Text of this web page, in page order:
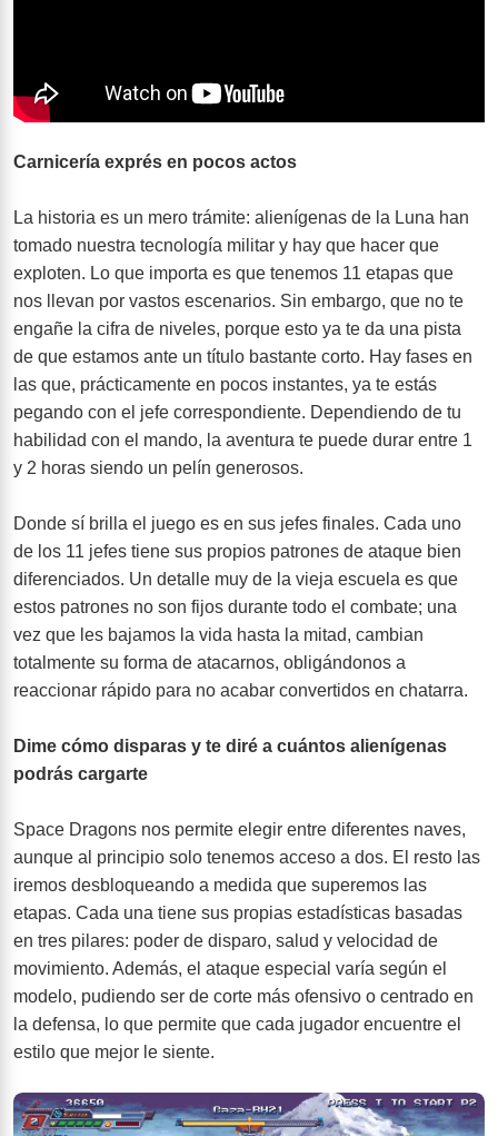
Carnicería exprés en pocos actos
La historia es un mero trámite: alienígenas de la Luna han
tomado nuestra tecnología militar y hay que hacer que
exploten. Lo que importa es que tenemos 11 etapas que
nos llevan por vastos escenarios. Sin embargo, que no te
engañe la cifra de niveles, porque esto ya te da una pista
de que estamos ante un título bastante corto. Hay fases en
las que, prácticamente en pocos instantes, ya te estás
pegando con el jefe correspondiente. Dependiendo de tu
habilidad con el mando, la aventura te puede durar entre 1
y 2 horas siendo un pelín generosos.
Donde sí brilla el juego es en sus jefes finales. Cada uno
de los 11 jefes tiene sus propios patrones de ataque bien
diferenciados. Un detalle muy de la vieja escuela es que
estos patrones no son fijos durante todo el combate; una
vez que les bajamos la vida hasta la mitad, cambian
totalmente su forma de atacarnos, obligándonos a
reaccionar rápido para no acabar convertidos en chatarra.
Dime cómo disparas y te diré a cuántos alienígenas
podrás cargarte
Space Dragons nos permite elegir entre diferentes naves,
aunque al principio solo tenemos acceso a dos. El resto las
iremos desbloqueando a medida que superemos las
etapas. Cada una tiene sus propias estadísticas basadas
en tres pilares: poder de disparo, salud y velocidad de
movimiento. Además, el ataque especial varía según el
modelo, pudiendo ser de corte más ofensivo o centrado en
la defensa, lo que permite que cada jugador encuentre el
estilo que mejor le siente.